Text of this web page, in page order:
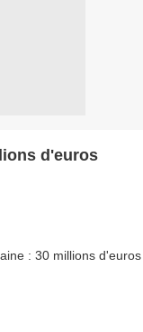
d'euros